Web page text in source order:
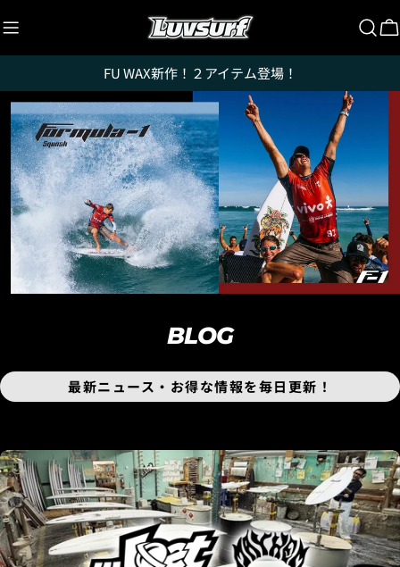
ン
テ
ツ
に
ス
キ
ッ
プ
FU WAX新作！２アイテム登場！
BLOG
最新ニュース・お得な情報を毎日更新！